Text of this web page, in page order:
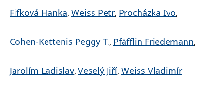
Fifková Hanka, Weiss Petr, Procházka Ivo,
Cohen-Kettenis Peggy T., Pfäfflin Friedemann,
Jarolím Ladislav, Veselý Jiří, Weiss Vladimír